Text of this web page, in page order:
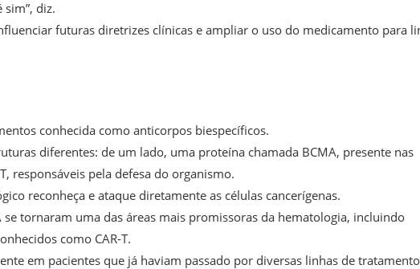
diz.
futuras diretrizes clínicas e ampliar o uso do medicamento para
conhecida como anticorpos biespecíficos.
diferentes: de um lado, uma proteína chamada BCMA, presente nas
responsáveis pela defesa do organismo.
reconheça e ataque diretamente as células cancerígenas.
tornaram uma das áreas mais promissoras da hematologia, incluindo
como CAR-T.
em pacientes que já haviam passado por diversas linhas de